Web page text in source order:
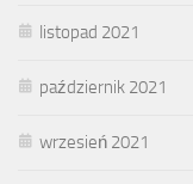
listopad 2021
październik 2021
wrzesień 2021